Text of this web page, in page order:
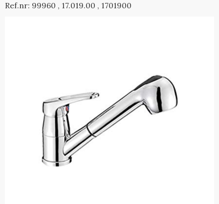
Ref.nr: 99960 , 17.019.00 , 1701900